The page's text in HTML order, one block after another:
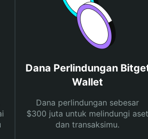
Dana Perlindungan
Wallet
Dana perlindungan sebesar
$300 juta untuk melindungi aset
dan transaksimu.